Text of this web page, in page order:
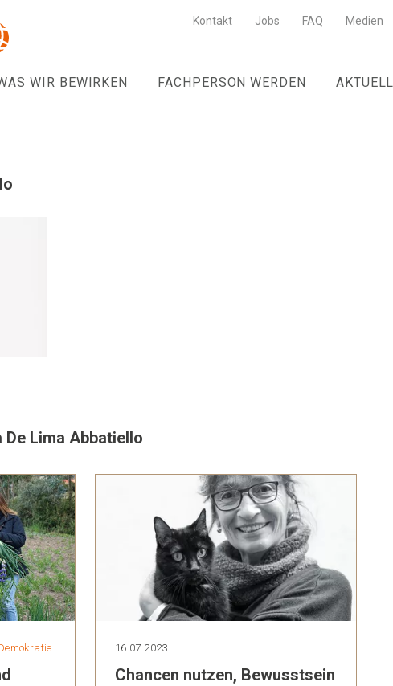
Kontakt Jobs FAQ Medien
WIR BEWIRKEN FACHPERSON WERDEN
Lima Abbatiello
16.07.2023
Chancen nutzen, Bewusstsein